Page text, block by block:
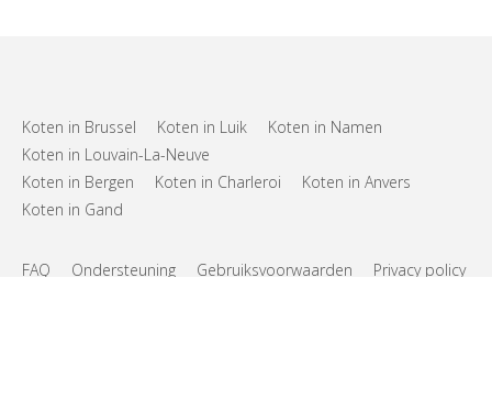
Koten in Brussel Koten in Luik
Koten in Namen
Koten in Louvain-La-Neuve
Koten in Bergen
Koten in Charleroi
Koten in Anvers
Koten in Gand
FAQ Ondersteuning Gebruiksvoorwaarden Privacy policy